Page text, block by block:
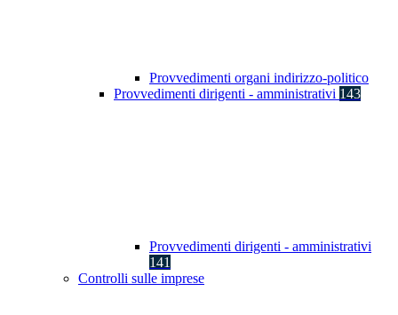
Provvedimenti organi indirizzo-politico
Provvedimenti dirigenti - amministrativi 143
Provvedimenti dirigenti - amministrativi
141
Controlli sulle imprese